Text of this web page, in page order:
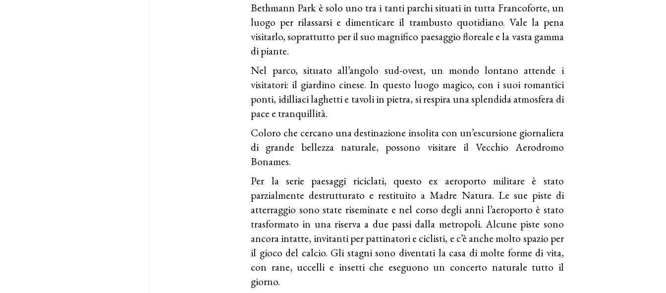
Bethmann Park è solo uno tra i tanti parchi situati in tutta Francoforte, un
luogo per rilassarsi e dimenticare il trambusto quotidiano. Vale la pena
visitarlo, soprattutto per il suo magnifico paesaggio floreale e la vasta gamma
di piante.
Nel parco, situato all’angolo sud-ovest, un mondo lontano attende i
visitatori: il giardino cinese. In questo luogo magico, con i suoi romantici
ponti, idilliaci laghetti e tavoli in pietra, si respira una splendida atmosfera di
pace e tranquillità.
Coloro che cercano una destinazione insolita con un’escursione giornaliera
di grande bellezza naturale, possono visitare il Vecchio Aerodromo
Bonames.
Per la serie paesaggi riciclati, questo ex aeroporto militare è stato
parzialmente destrutturato e restituito a Madre Natura. Le sue piste di
atterraggio sono state riseminate e nel corso degli anni l’aeroporto è stato
trasformato in una riserva a due passi dalla metropoli. Alcune piste sono
ancora intatte, invitanti per pattinatori e ciclisti, e c’è anche molto spazio per
il gioco del calcio. Gli stagni sono diventati la casa di molte forme di vita,
con rane, uccelli e insetti che eseguono un concerto naturale tutto il
giorno.